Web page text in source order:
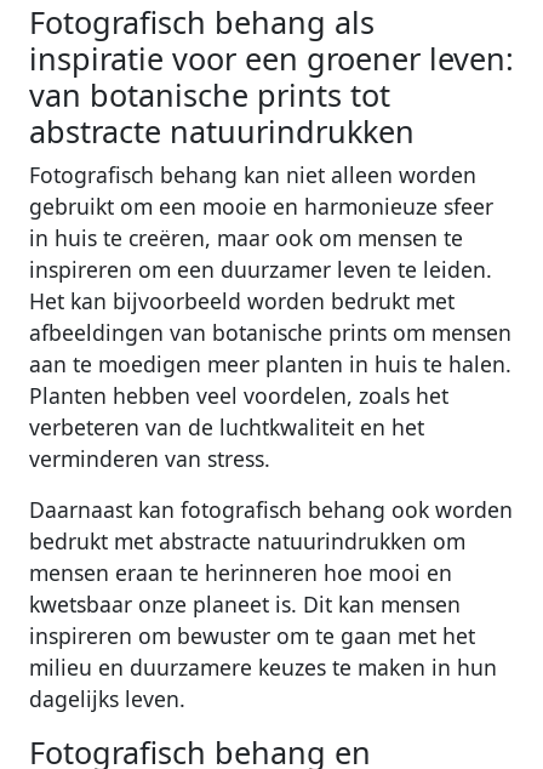
Fotografisch behang als
inspiratie voor een groener leven:
van botanische prints tot
abstracte natuurindrukken
Fotografisch behang kan niet alleen worden
gebruikt om een ​​mooie en harmonieuze sfeer
in huis te creëren, maar ook om mensen te
inspireren om een ​​duurzamer leven te leiden.
Het kan bijvoorbeeld worden bedrukt met
afbeeldingen van botanische prints om mensen
aan te moedigen meer planten in huis te halen.
Planten hebben veel voordelen, zoals het
verbeteren van de luchtkwaliteit en het
verminderen van stress.
Daarnaast kan fotografisch behang ook worden
bedrukt met abstracte natuurindrukken om
mensen eraan te herinneren hoe mooi en
kwetsbaar onze planeet is. Dit kan mensen
inspireren om bewuster om te gaan met het
milieu en duurzamere keuzes te maken in hun
dagelijks leven.
Fotografisch behang en